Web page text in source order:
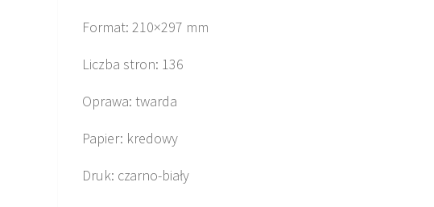
Format: 210×297 mm
Liczba stron: 136
Oprawa: twarda
Papier: kredowy
Druk: czarno-biały